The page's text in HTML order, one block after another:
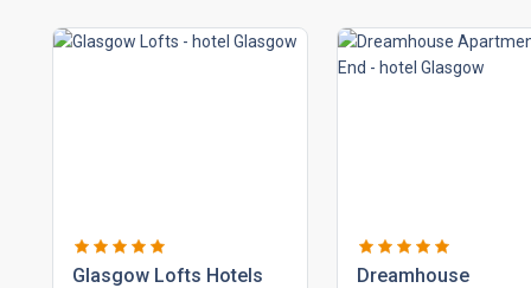
glasgow lofts hotels
dreamhouse